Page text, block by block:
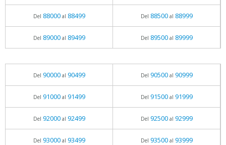
Del 88000al 88499 Del 88500al 88999
Del 89000al 89499 Del 89500al 89999
Del 90000al 90499 Del 90500al 90999
Del 91000al 91499 Del 91500al 91999
Del 92000al 92499 Del 92500al 92999
Del 93000al 93499 Del 93500al 93999